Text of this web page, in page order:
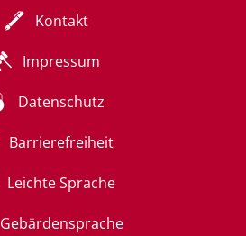
Kontakt
Impressum
Datenschutz
Barrierefreiheit
Leichte Sprache
Gebärdensprache